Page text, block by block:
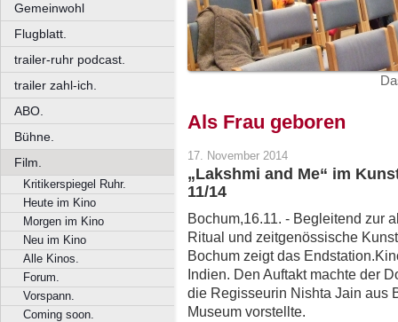
Gemeinwohl
Flugblatt.
trailer-ruhr podcast.
trailer zahl-ich.
ABO.
Bühne.
Film.
Kritikerspiegel Ruhr.
Heute im Kino
Morgen im Kino
Neu im Kino
Alle Kinos.
Forum.
Vorspann.
Coming soon.
Als Frau geboren
17. November 2014
„Lakshmi and Me“ im
11/14
Bochum,16.11. - Begleitend zur
Ritual und zeitgenössische
Bochum zeigt das
Indien. Den Auftakt machte der
die Regisseurin Nishta Jain aus
Museum vorstellte.